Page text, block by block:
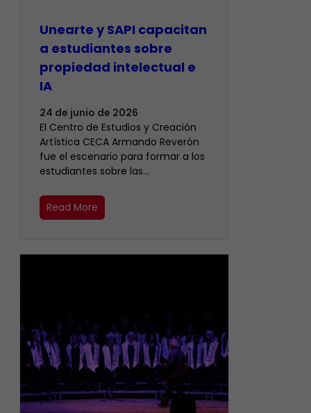
Unearte y SAPI capacitan
a estudiantes sobre
propiedad intelectual e
IA
24 de junio de 2026
El Centro de Estudios y Creación
Artística CECA Armando Reverón
fue el escenario para formar a los
estudiantes sobre las…
Read More